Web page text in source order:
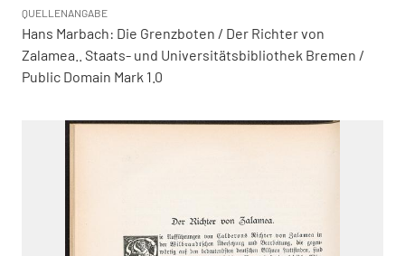
QUELLENANGABE
Hans Marbach: Die Grenzboten / Der Richter von
Zalamea.. Staats- und Universitätsbibliothek Bremen /
Public Domain Mark 1.0